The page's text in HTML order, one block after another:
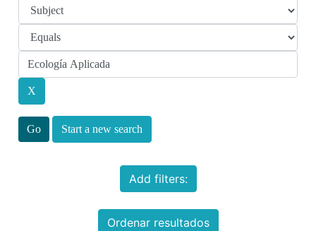
Start a new search
Add filters:
Ordenar resultados